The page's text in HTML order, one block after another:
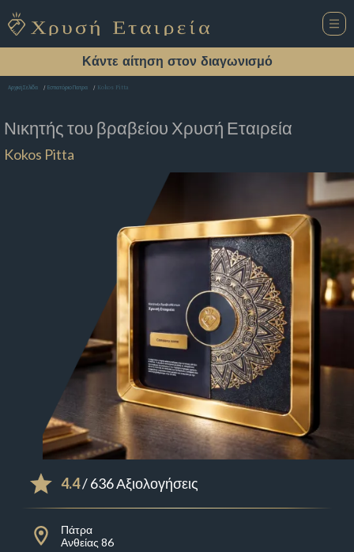
Κάντε αίτηση στον διαγωνισμό
Αρχική Σελίδα Εστιατόριο Πατρα Kokos Pitta
Νικητής του βραβείου Χρυσή Εταιρεία
Kokos Pitta
4.4/ 636 Αξιολογήσεις
Πάτρα
Ανθείας 86